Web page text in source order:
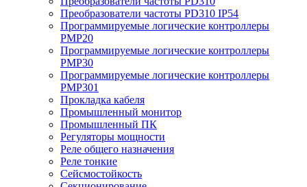
Преобразователи частоты PD310 IP54
Программируемые логические контроллеры
PMP20
Программируемые логические контроллеры
PMP30
Программируемые логические контроллеры
PMP301
Прокладка кабеля
Промышленный монитор
Промышленный ПК
Регуляторы мощности
Реле общего назначения
Реле тонкие
Сейсмостойкость